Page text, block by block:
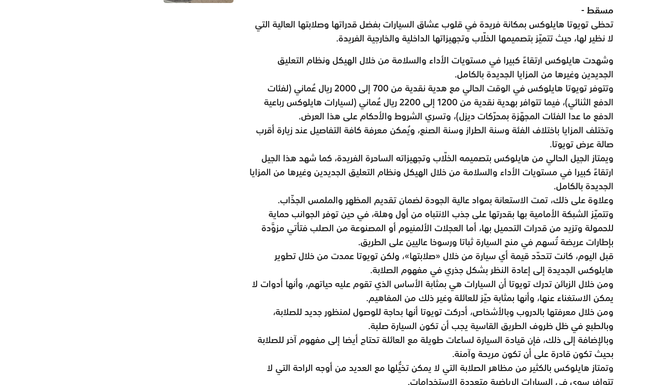
مسقط -
تحظى تويوتا هايلوكس بمكانة فريدة في قلوب عشاق السيارات بفضل قدراتها وصلابتها العالية التي
لا نظير لها، حيث تتميّز بتصميمها الخلّاب وتجهيزاتها الداخلية والخارجية الفريدة.
وشهدت هايلوكس ارتقاءً كبيرا في مستويات الأداء والسلامة من خلال الهيكل ونظام التعليق
الجديدين وغيرها من المزايا الجديدة بالكامل.
وتتوفر تويوتا هايلوكس في الوقت الحالي مع هدية نقدية من 700 إلى 2000 ريال عُماني (لفئات
الدفع الثنائي)، فيما تتوافر بهدية نقدية من 1200 إلى 2200 ريال عُماني (لسيارات هايلوكس رباعية
الدفع ما عدا الفئات المجهّزة بمحرّكات ديزل)، وتسري الشروط والأحكام على هذا العرض.
وتختلف المزايا باختلاف الفئة وسنة الطراز وسنة الصنع، ويُمكن معرفة كافة التفاصيل عند زيارة أقرب
صالة عرض تويوتا.
ويمتاز الجيل الحالي من هايلوكس بتصميمه الخلّاب وتجهيزاته الساحرة الفريدة، كما شهد هذا الجيل
ارتقاءً كبيرا في مستويات الأداء والسلامة من خلال الهيكل ونظام التعليق الجديدين وغيرها من المزايا
الجديدة بالكامل.
وعلاوة على ذلك، تمت الاستعانة بمواد عالية الجودة لضمان تقديم المظهر والملمس الجذّاب.
وتتميّز الشبكة الأمامية بها بقدرتها على جذب الانتباه من أول وهلة، في حين توفر الجوانب حماية
للحمولة وتزيد من قدرات التحميل بها، أما العجلات الألمنيوم أو المصنوعة من الصلب فتأتي مزوَّدة
بإطارات عريضة تُسهم في منح السيارة ثباتا ورسوخا عاليين على الطريق.
قبل اليوم، كانت تتحدّد قيمة أي سيارة من خلال «صلابتها»، ولكن تويوتا عمدت من خلال تطوير
هايلوكس الجديدة إلى إعادة النظر بشكل جذري في مفهوم الصلابة.
ومن خلال الزبائن تدرك تويوتا أن السيارات هي بمثابة الأساس الذي تقوم عليه حياتهم، وأنها أدوات لا
يمكن الاستغناء عنها، وأنها بمثابة حيّز للعائلة وغير ذلك من المفاهيم.
ومن خلال معرفتها بالدروب وبالأشخاص، أدركت تويوتا أنها بحاجة للوصول لمنظور جديد للصلابة،
وبالطبع في ظل ظروف الطريق القاسية يجب أن تكون السيارة صلبة.
وبالإضافة إلى ذلك، فإن قيادة السيارة لساعات طويلة مع العائلة تحتاج أيضا إلى مفهوم آخر للصلابة
بحيث تكون قادرة على أن تكون مريحة وآمنة.
وتمتاز هايلوكس بالكثير من مظاهر الصلابة التي لا يمكن تخيُّلها مع العديد من أوجه الراحة التي لا
تتوافر سوى في السيارات الرياضية متعددة الاستخدامات.